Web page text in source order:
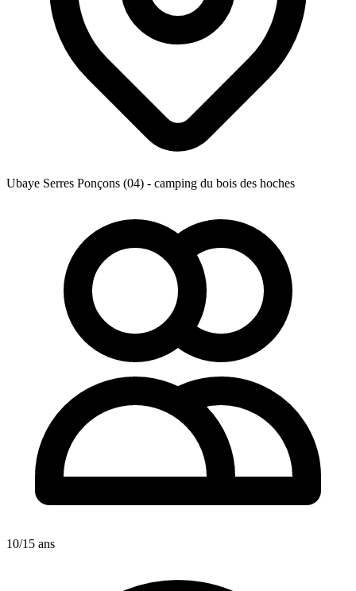
Ubaye Serres Ponçons (04) - camping du bois des hoches
10/15 ans